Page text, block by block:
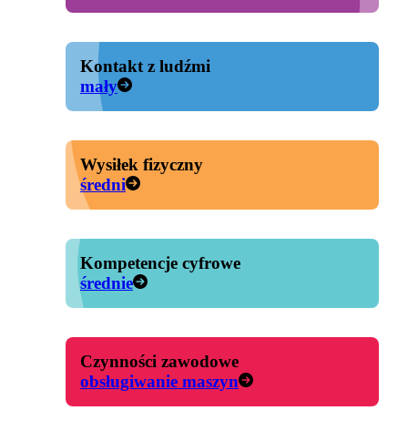
Kontakt z ludźmi
mały
Wysiłek fizyczny
średni
Kompetencje cyfrowe
średnie
Czynności zawodowe
obsługiwanie maszyn